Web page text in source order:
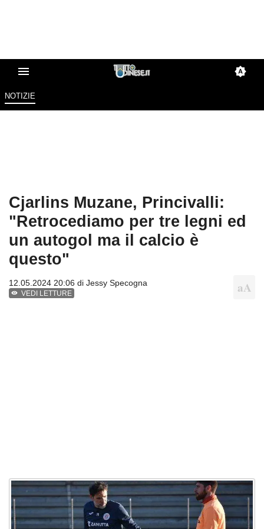
NOTIZIE
Cjarlins Muzane, Princivalli:
"Retrocediamo per tre legni ed
un autogol ma il calcio è
questo"
12.05.2024 20:06 di Jessy Specogna
VEDI LETTURE